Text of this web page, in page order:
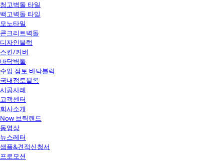
청고벽돌 타일
백고벽돌 타일
모노타일
콘크리트벽돌
디자인블럭
스킨/커버
바닥벽돌
수입 점토 바닥블럭
국내점토블록
시공사례
고객센터
회사소개
Now 브릭랜드
동영상
뉴스레터
샘플&견적신청서
프로모션